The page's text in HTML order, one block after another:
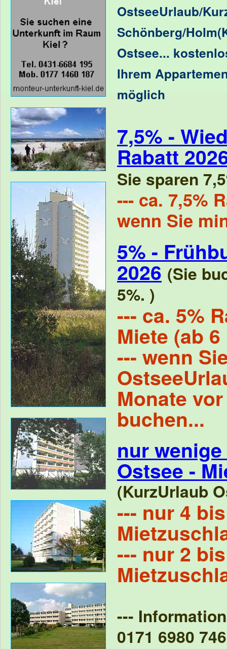
OstseeUrlaub/
Schönberg/
Ostsee...
Ihrem
möglich
7,5% -
Rabatt
Sie sparen
--- ca. 7,5%
wenn Sie
5% -
2026 (Sie
5%. )
--- ca. 5%
Miete (ab 6
--- wenn
Monate
buchen...
nur
Ostsee -
(KurzUrlaub
--- nur 4
--- nur 2
---
0171 6980 746